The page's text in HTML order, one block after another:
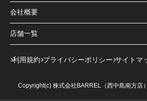
会社概要
店舗一覧
利用規約 プライバシーポリシー サイトマ
Copyright(c) 株式会社BARREL（西中島南方店